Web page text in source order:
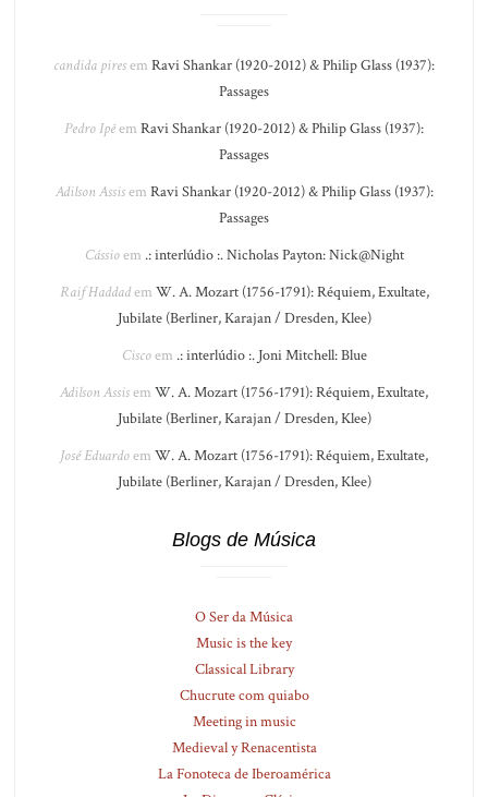
candida piresem Ravi Shankar (1920-2012) & Philip Glass (1937):
Passages
Pedro Ipêem Ravi Shankar (1920-2012) & Philip Glass (1937):
Passages
Adilson Assisem Ravi Shankar (1920-2012) & Philip Glass (1937):
Passages
Cássioem .: interlúdio :. Nicholas Payton: Nick@Night
Raif Haddadem W. A. Mozart (1756-1791): Réquiem, Exultate,
Jubilate (Berliner, Karajan / Dresden, Klee)
Ciscoem .: interlúdio :. Joni Mitchell: Blue
Adilson Assisem W. A. Mozart (1756-1791): Réquiem, Exultate,
Jubilate (Berliner, Karajan / Dresden, Klee)
José Eduardoem W. A. Mozart (1756-1791): Réquiem, Exultate,
Jubilate (Berliner, Karajan / Dresden, Klee)
Blogs de Música
O Ser da Música
Music is the key
Classical Library
Chucrute com quiabo
Meeting in music
Medieval y Renacentista
La Fonoteca de Iberoamérica